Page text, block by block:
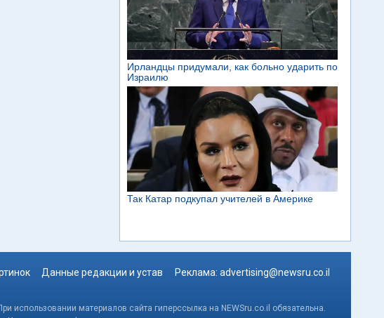
Данные редакции и устав Реклама: advertising@newsru.co.il
использовании материалов сайта гиперссылка на NEWSru.co.il обязательна.